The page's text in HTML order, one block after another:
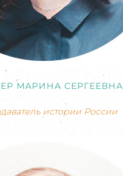
МАРИНА СЕРГЕЕВНА
истории России